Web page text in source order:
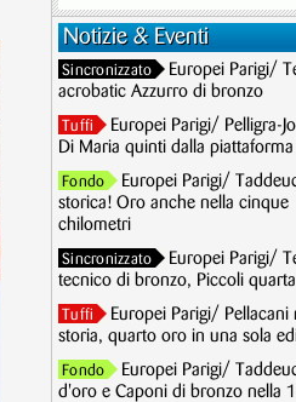
Notizie & Eventi
Sincronizzato
Europei Parigi/
acrobatic Azzurro di bronzo
Tuffi
Europei Parigi/ Pelligra-
Di Maria quinti dalla
Fondo
Europei Parigi/
storica! Oro anche nella cinque
chilometri
Sincronizzato
Europei Parigi/
tecnico di bronzo, Piccoli quarta
Tuffi
Europei Parigi/ Pellacani
storia, quarto oro in una sola
Fondo
Europei Parigi/
d'oro e Caponi di bronzo nella